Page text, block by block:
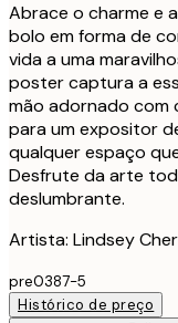
Abrace o charme e
bolo em forma de
vida a uma
poster captura a
mão adornado
para um expositor
qualquer espaço
Desfrute da arte
deslumbrante.
Artista: Lindsey
pre0387-5
Histórico de preço